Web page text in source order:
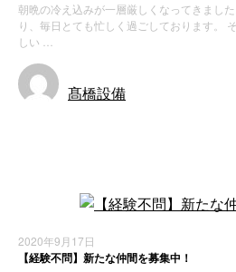
朝晩の冷え込みが一層厳しくなってきまし
り、毎日とても忙しく過ごしております。
しい …
髙橋設備
2020年9月17日
【経験不問】新たな仲間を募集中！